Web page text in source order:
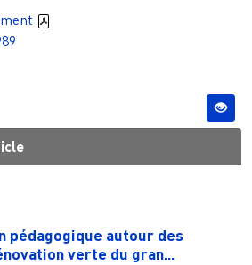
pédagogique autour des
verte du gran...